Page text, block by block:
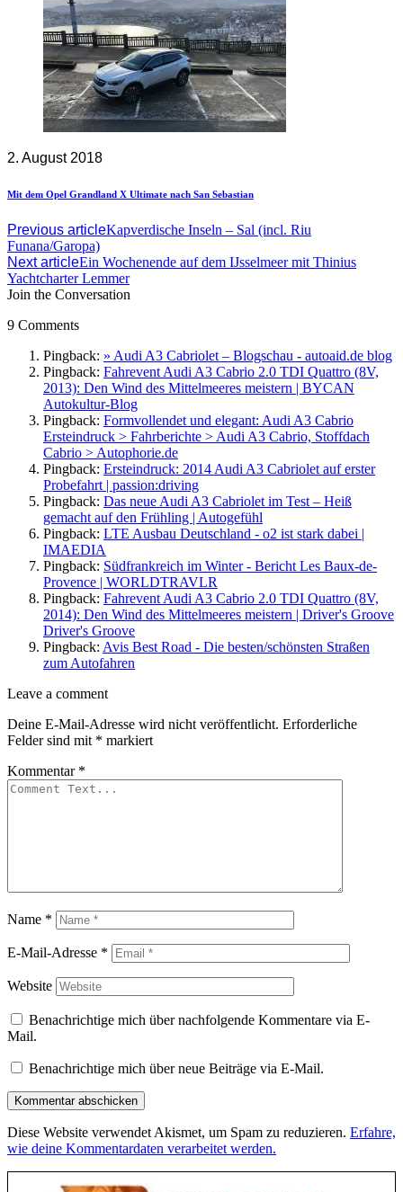
2. August 2018
Mit dem Opel Grandland X Ultimate nach San Sebastian
Previous articleKapverdische Inseln – Sal (incl. Riu
Funana/Garopa)
Next articleEin Wochenende auf dem IJsselmeer mit Thinius
Yachtcharter Lemmer
Join the Conversation
9 Comments
Pingback: » Audi A3 Cabriolet – Blogschau - autoaid.de blog
Pingback: Fahrevent Audi A3 Cabrio 2.0 TDI Quattro (8V,
2013): Den Wind des Mittelmeeres meistern | BYCAN
Autokultur-Blog
Pingback: Formvollendet und elegant: Audi A3 Cabrio
Ersteindruck > Fahrberichte > Audi A3 Cabrio, Stoffdach
Cabrio > Autophorie.de
Pingback: Ersteindruck: 2014 Audi A3 Cabriolet auf erster
Probefahrt | passion:driving
Pingback: Das neue Audi A3 Cabriolet im Test – Heiß
gemacht auf den Frühling | Autogefühl
Pingback: LTE Ausbau Deutschland - o2 ist stark dabei |
IMAEDIA
Pingback: Südfrankreich im Winter - Bericht Les Baux-de-
Provence | WORLDTRAVLR
Pingback: Fahrevent Audi A3 Cabrio 2.0 TDI Quattro (8V,
2014): Den Wind des Mittelmeeres meistern | Driver's Groove
Driver's Groove
Pingback: Avis Best Road - Die besten/schönsten Straßen
zum Autofahren
Leave
comment
Leave a comment
Deine E-Mail-Adresse wird nicht veröffentlicht. Erforderliche
Felder sind mit * markiert
Kommentar *
Name *
E-Mail-Adresse *
Website
Benachrichtige mich über nachfolgende Kommentare via E-
Mail.
Benachrichtige mich über neue Beiträge via E-Mail.
Diese Website verwendet Akismet, um Spam zu reduzieren. Erfahre,
wie deine Kommentardaten verarbeitet werden.